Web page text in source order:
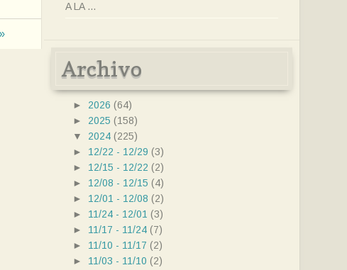
A LA ...
Archivo
► 2026 (64)
► 2025 (158)
▼
2024 (225)
► 12/22 - 12/29 (3)
► 12/15 - 12/22 (2)
► 12/08 - 12/15 (4)
► 12/01 - 12/08 (2)
► 11/24 - 12/01 (3)
► 11/17 - 11/24 (7)
► 11/10 - 11/17 (2)
► 11/03 - 11/10 (2)